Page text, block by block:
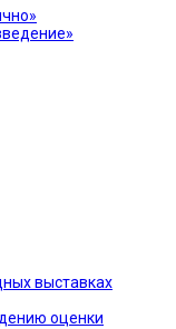
выставках
оценки